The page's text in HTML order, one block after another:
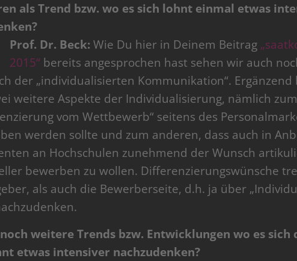
als Trend bzw. wo es sich lohnt einmal etwas
Prof. Dr. Beck: Wie Du hier in Deinem Beitrag
2015“ bereits angesprochen hast sehen wir auch
der „individualisierten Kommunikation“. Ergänzend
weitere Aspekte der Individualisierung, nämlich
vom Wettbewerb“ seitens des
werden sollte und zum anderen, dass auch in
an Hochschulen zunehmend der Wunsch
bewerben zu wollen. Differenzierungswünsche
als auch die Bewerberseite, d.h. ja über
weitere Trends bzw. Entwicklungen wo es sich
etwas intensiver nachzudenken?